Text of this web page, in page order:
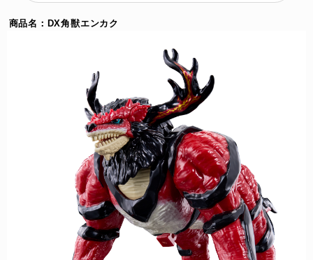
商品名：DX角獣エンカク